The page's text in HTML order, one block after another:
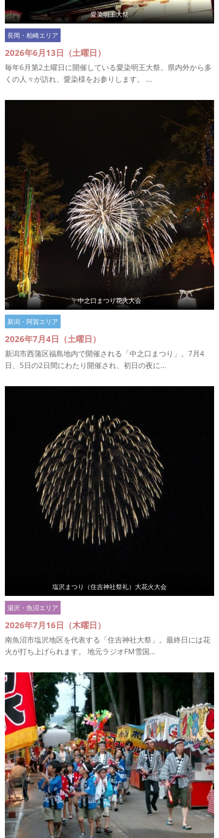
愛染明王大祭
長岡・柏崎エリア
2026年6月13日（土曜日）
毎年6月第2土曜日に開催している愛染明王大祭。県内外から多
くの人々が訪れ、愛染様をお参りします。 ...
中之口まつり花火大会
新潟・阿賀エリア
2026年7月4日（土曜日）
新潟市西蒲区福島地内で開催される「中之口まつり」。7月4
日、5日の2日間にわたり開催され、初日の夜に...
塩沢まつり（住吉神社祭礼）大花火大会
湯沢・魚沼エリア
2026年7月16日（木曜日）
南魚沼市塩沢地区を代表する「住吉神社大祭」。最終日には花
火が打ち上げられます。 地元ラジオFM雪国...